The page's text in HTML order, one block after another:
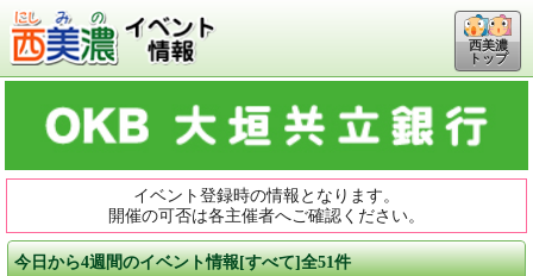
西美濃
トップ
イベント登録時の情報となります。
開催の可否は各主催者へご確認ください。
今日から4週間のイベント情報[すべて]全51件